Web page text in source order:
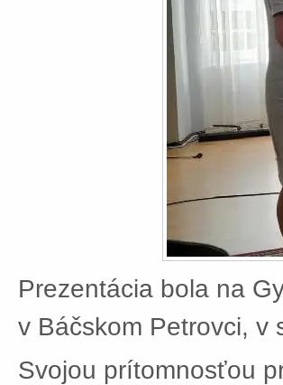
Prezentácia bola na
v Báčskom Petrovci, v
Svojou prítomnosťou